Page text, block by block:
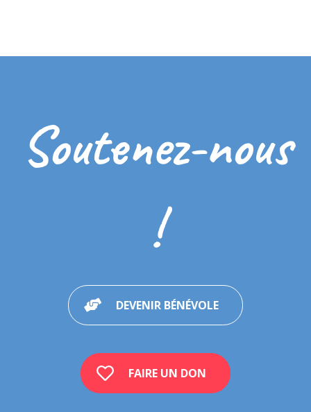
Soutenez-nous
!
DEVENIR BÉNÉVOLE
FAIRE UN DON